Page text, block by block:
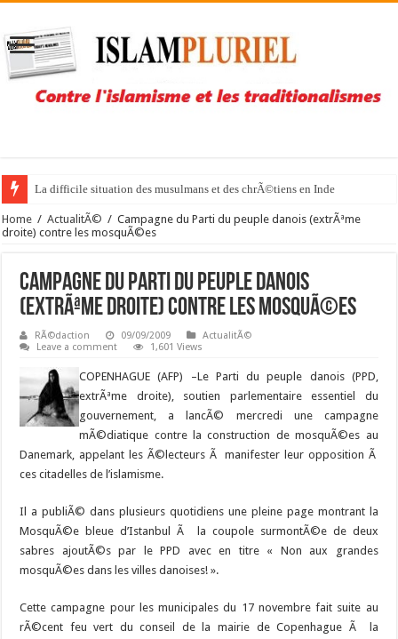
La difficile situation des musulmans et des chrÃ©tiens en Inde
Home / ActualitÃ© / Campagne du Parti du peuple danois (extrÃªme
droite) contre les mosquÃ©es
Campagne du Parti du peuple danois
(extrÃªme droite) contre les mosquÃ©es
RÃ©daction 09/09/2009
ActualitÃ©
Leave a comment
1,601 Views
COPENHAGUE (AFP) –Le Parti du peuple danois (PPD,
extrÃªme droite), soutien parlementaire essentiel du
gouvernement, a lancÃ© mercredi une campagne
mÃ©diatique contre la construction de mosquÃ©es au
Danemark, appelant les Ã©lecteurs Ã manifester leur opposition Ã
ces citadelles de l’islamisme.
Il a publiÃ© dans plusieurs quotidiens une pleine page montrant la
MosquÃ©e bleue d’Istanbul Ã la coupole surmontÃ©e de deux
sabres ajoutÃ©s par le PPD avec en titre « Non aux grandes
mosquÃ©es dans les villes danoises! ».
Cette campagne pour les municipales du 17 novembre fait suite au
rÃ©cent feu vert du conseil de la mairie de Copenhague Ã la